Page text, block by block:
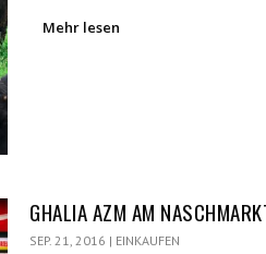
Mehr lesen
GHALIA AZM AM
SEP. 21, 2016 | EINKAUFEN